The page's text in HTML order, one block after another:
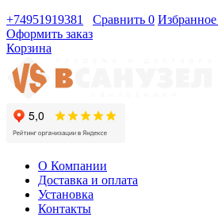
+74951919381
Сравнить 0 Избранное
Оформить заказ
Корзина
О Компании
Доставка и оплата
Установка
Контакты